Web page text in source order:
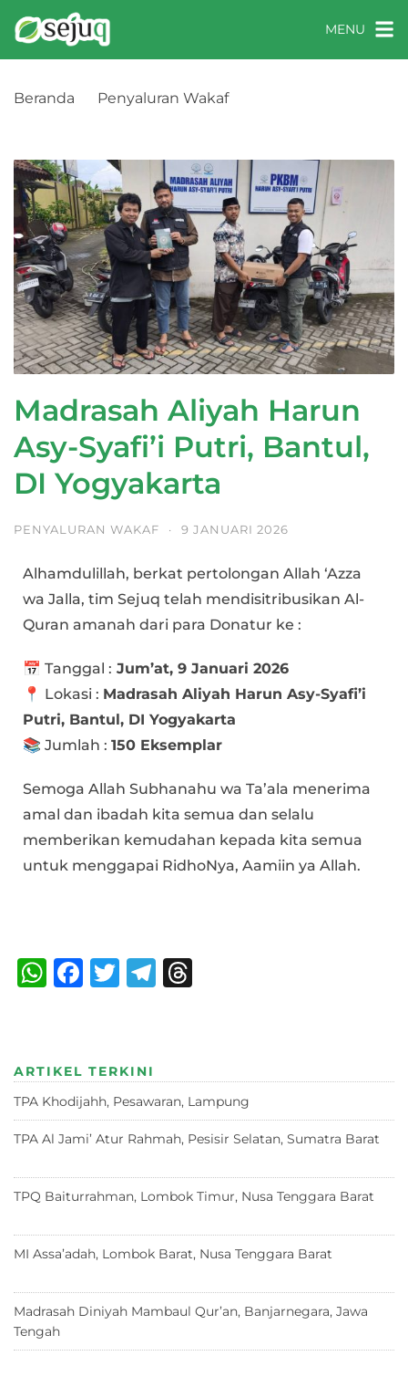
MENU
Beranda
Penyaluran Wakaf
Madrasah Aliyah Harun
Asy-Syafi’i Putri, Bantul,
DI Yogyakarta
PENYALURAN WAKAF · 9 JANUARI 2026
Alhamdulillah, berkat pertolongan Allah ‘Azza
wa Jalla, tim Sejuq telah mendisitribusikan Al-
Quran amanah dari para Donatur ke :
📅 Tanggal : Jum’at, 9 Januari 2026
📍 Lokasi : Madrasah Aliyah Harun Asy-Syafi’i
Putri, Bantul, DI Yogyakarta
📚 Jumlah : 150 Eksemplar
Semoga Allah Subhanahu wa Ta’ala menerima
amal dan ibadah kita semua dan selalu
memberikan kemudahan kepada kita semua
untuk menggapai RidhoNya, Aamiin ya Allah.
W
s
A
p
p
F
e
b
o
o
k
T
te
r
T
ra
m
d
s
ARTIKEL TERKINI
TPA Khodijahh, Pesawaran, Lampung
TPA Al Jami’ Atur Rahmah, Pesisir Selatan, Sumatra Barat
TPQ Baiturrahman, Lombok Timur, Nusa Tenggara Barat
MI Assa’adah, Lombok Barat, Nusa Tenggara Barat
Madrasah Diniyah Mambaul Qur’an, Banjarnegara, Jawa
Tengah